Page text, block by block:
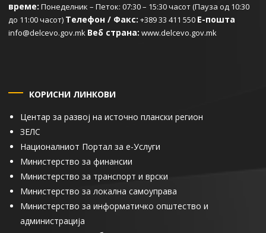
време: Понеделник – Петок: 07:30 – 15:30 часот (Пауза од 10:30
до 11:00 часот) Телефон / Факс: +389 33 411 550 Е-пошта
info@delcevo.gov.mk Веб страна: www.delcevo.gov.mk
КОРИСНИ ЛИНКОВИ
Центар за развој на источно плански регион
ЗЕЛС
Националниот Портал за е-Услуги
Министерство за финансии
Министерство за транспорт и врски
Министерство за локална самоуправа
Министерство за информатичко општество и
администрација